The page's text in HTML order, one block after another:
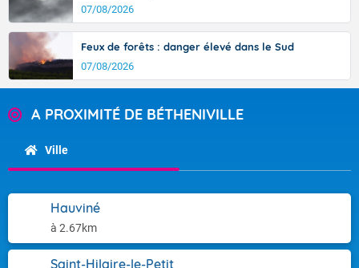
07/08/2026
Feux de forêts : danger élevé dans le Sud
07/08/2026
A PROXIMITÉ DE BÉTHENIVILLE
Ville
Hauviné
à 2.67km
Saint-Hilaire-le-Petit